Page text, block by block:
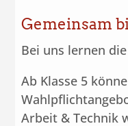
Gemeinsam
Bei uns lernen
Ab Klasse 5
Arbeit & Technik